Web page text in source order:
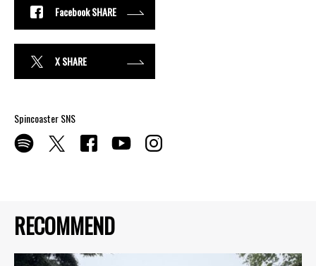
RECOMMEND
Facebook SHARE
X SHARE
Spincoaster SNS